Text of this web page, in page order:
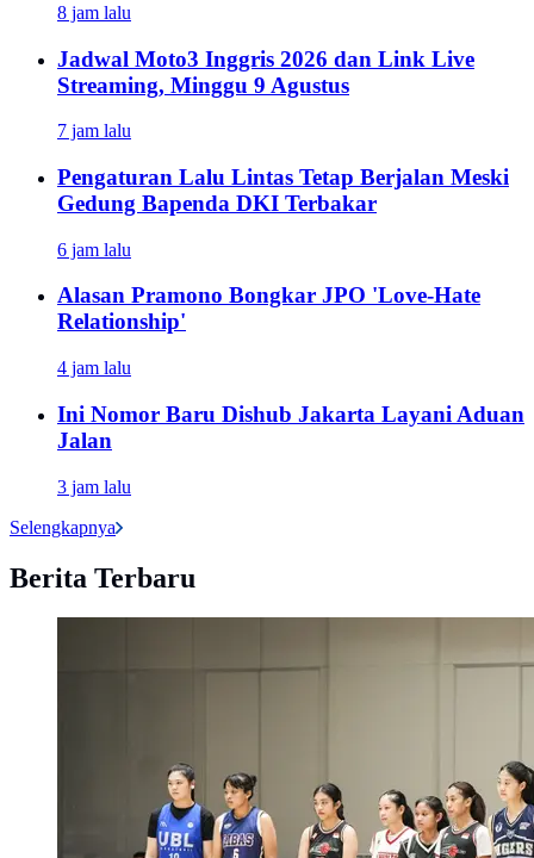
8 jam lalu
Jadwal Moto3 Inggris 2026 dan Link Live
Streaming, Minggu 9 Agustus
7 jam lalu
Pengaturan Lalu Lintas Tetap Berjalan Meski
Gedung Bapenda DKI Terbakar
6 jam lalu
Alasan Pramono Bongkar JPO 'Love-Hate
Relationship'
4 jam lalu
Ini Nomor Baru Dishub Jakarta Layani Aduan
Jalan
3 jam lalu
Selengkapnya
Berita Terbaru